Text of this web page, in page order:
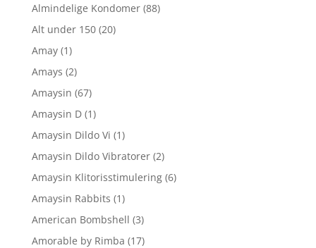
Almindelige Kondomer (88)
Alt under 150 (20)
Amay (1)
Amays (2)
Amaysin (67)
Amaysin D (1)
Amaysin Dildo Vi (1)
Amaysin Dildo Vibratorer (2)
Amaysin Klitorisstimulering (6)
Amaysin Rabbits (1)
American Bombshell (3)
Amorable by Rimba (17)